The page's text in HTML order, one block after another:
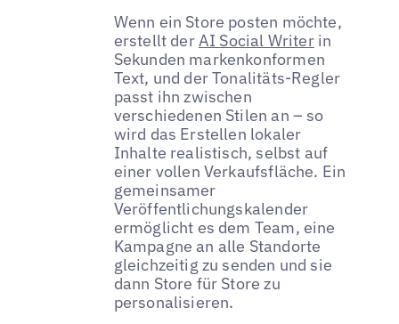
Wenn ein Store posten möchte,
erstellt derAI Social Writerin
Sekunden markenkonformen
Text, und der Tonalitäts-Regler
passt ihn zwischen
verschiedenen Stilen an – so
wird das Erstellen lokaler
Inhalte realistisch, selbst auf
einer vollen Verkaufsfläche. Ein
gemeinsamer
Veröffentlichungskalender
ermöglicht es dem Team, eine
Kampagne an alle Standorte
gleichzeitig zu senden und sie
dann Store für Store zu
personalisieren.